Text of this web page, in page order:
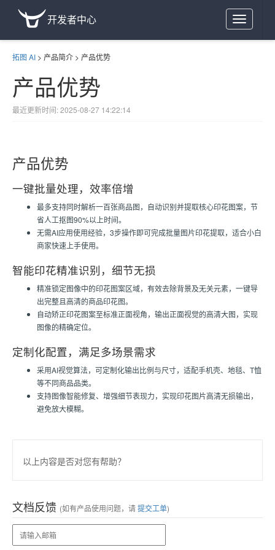
Toggle
navigation
开发者中心
拓图 AI > 产品简介 > 产品优势
产品优势
最近更新时间: 2025-08-27 14:22:14
产品优势
一键批量处理，效率倍增
最多支持同时解析一百张商品图，自动识别并提取核心印花图案，节
省人工抠图90%以上时间。
无需AI应用使用经验，3步操作即可完成批量图片印花提取，适合小白
商家快速上手使用。
智能印花精准识别，细节无损
精准锁定图像中的印花图案区域，有效去除背景及无关元素，一键导
出完整且高清的商品印花图。
自动矫正印花图案至标准正面视角，输出正面视觉的高清大图，实现
图像的精确定位。
定制化配置，满足多场景需求
采用AI视觉算法，可定制化输出比例与尺寸，适配手机壳、地毯、T恤
等不同商品品类。
支持图像智能修复、增强细节表现力，实现印花图片高清无损输出，
避免放大模糊。
以上内容是否对您有帮助？
文档反馈 (如有产品使用问题，请提交工单)